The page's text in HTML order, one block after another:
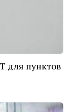
для пунктов